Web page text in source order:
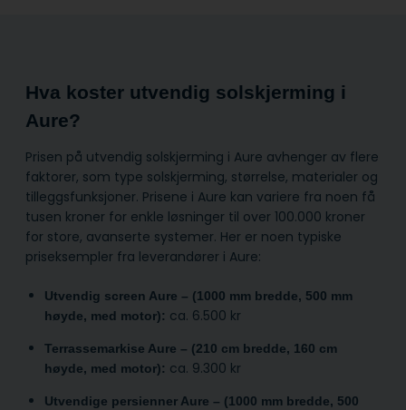
Hva koster utvendig solskjerming i
Aure?
Prisen på utvendig solskjerming i Aure avhenger av flere
faktorer, som type solskjerming, størrelse, materialer og
tilleggsfunksjoner. Prisene i Aure kan variere fra noen få
tusen kroner for enkle løsninger til over 100.000 kroner
for store, avanserte systemer. Her er noen typiske
priseksempler fra leverandører i Aure:
Utvendig screen Aure – (1000 mm bredde, 500 mm
høyde, med motor): ca. 6.500 kr
Terrassemarkise Aure – (210 cm bredde, 160 cm
høyde, med motor): ca. 9.300 kr
Utvendige persienner Aure – (1000 mm bredde, 500